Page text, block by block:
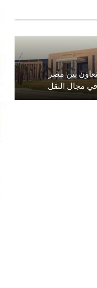
بين مصر
مجال النقل